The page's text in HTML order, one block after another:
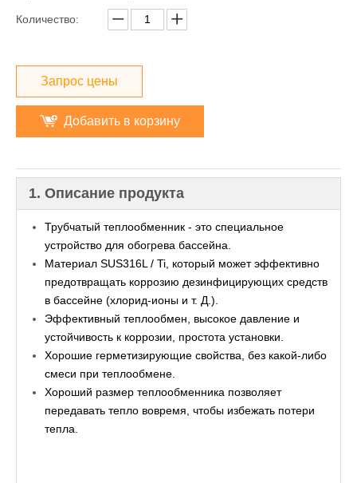
Количество:
Запрос цены
Добавить в корзину
1. Описание продукта
Трубчатый теплообменник - это специальное
устройство для обогрева бассейна.
Материал SUS316L / Ti, который может эффективно
предотвращать коррозию дезинфицирующих средств
в бассейне (хлорид-ионы и т. Д.).
Эффективный теплообмен, высокое давление и
устойчивость к коррозии, простота установки.
Хорошие герметизирующие свойства, без какой-либо
смеси при теплообмене.
Хороший размер теплообменника позволяет
передавать тепло вовремя, чтобы избежать потери
тепла.